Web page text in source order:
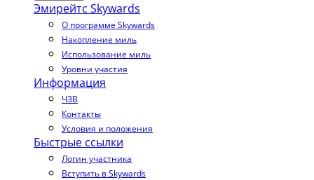
Эмирейтс Skywards
О программе Skywards
Накопление миль
Использование миль
Уровни участия
Информация
ЧЗВ
Контакты
Условия и положения
Быстрые ссылки
Логин участника
Вступить в Skywards